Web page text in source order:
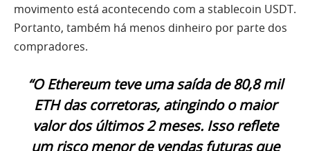
movimento está acontecendo com a stablecoin USDT.
Portanto, também há menos dinheiro por parte dos
compradores.
“O Ethereum teve uma saída de 80,8 mil
ETH das corretoras, atingindo o maior
valor dos últimos 2 meses. Isso reflete
um risco menor de vendas futuras que